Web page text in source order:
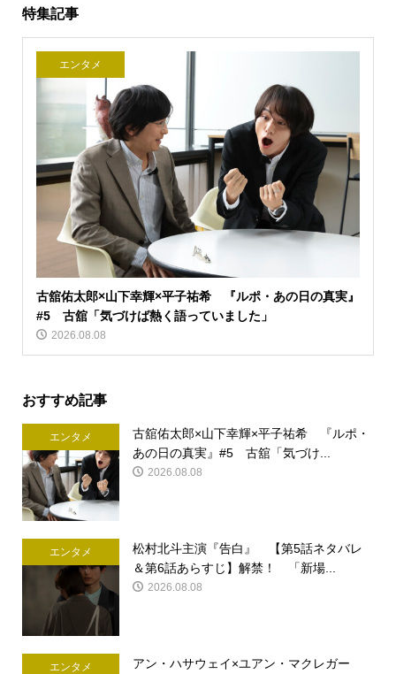
特集記事
エンタメ
古舘佑太郎×山下幸輝×平子祐希 『ルポ・あの日の真実』
#5 古舘「気づけば熱く語っていました」
2026.08.08
おすすめ記事
エンタメ
古舘佑太郎×山下幸輝×平子祐希 『ルポ・
あの日の真実』#5 古舘「気づけ...
2026.08.08
エンタメ
松村北斗主演『告白』 【第5話ネタバレ
＆第6話あらすじ】解禁！ 「新場...
2026.08.08
エンタメ
アン・ハサウェイ×ユアン・マクレガー